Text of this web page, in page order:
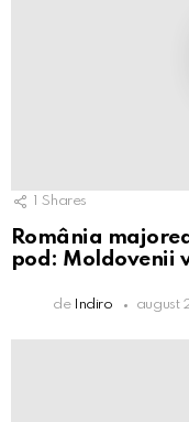
Shares
România
pod: Moldovenii
de Indiro august